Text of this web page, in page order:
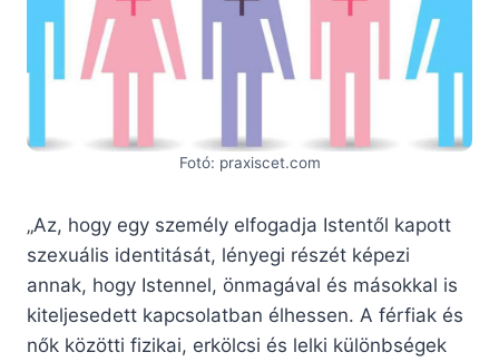
Fotó: praxiscet.com
„Az, hogy egy személy elfogadja Istentől kapott
szexuális identitását, lényegi részét képezi
annak, hogy Istennel, önmagával és másokkal is
kiteljesedett kapcsolatban élhessen. A férfiak és
nők közötti fizikai, erkölcsi és lelki különbségek